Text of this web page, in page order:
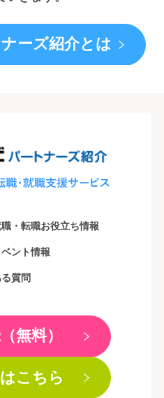
ーズ紹介とは
・転職お役立ち情報
ント情報
質問
無料）
こちら